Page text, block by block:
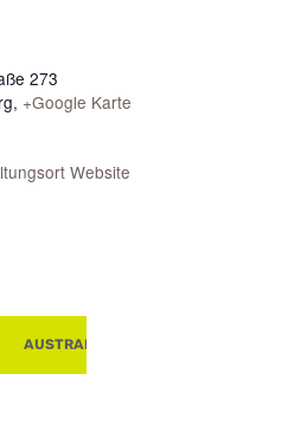
273
, +Google Karte
Website
VOR SCHLANGEN
AUSTRALIER IM ZOO DUISBURG